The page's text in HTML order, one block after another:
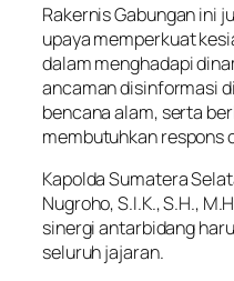
Rakernis Gabungan ini
upaya memperkuat
dalam menghadapi
ancaman disinformasi
bencana alam, serta
membutuhkan respons
Kapolda Sumatera
Nugroho, S.I.K., S.H.,
sinergi antarbidang
seluruh jajaran.